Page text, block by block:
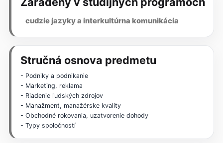
cudzie jazyky a interkultúrna komunikácia
Stručná osnova predmetu
- Podniky a podnikanie
- Marketing, reklama
- Riadenie ľudských zdrojov
- Manažment, manažérske kvality
- Obchodné rokovania, uzatvorenie dohody
- Typy spoločností